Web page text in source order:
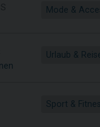
Mode &
Urlaub &
Sport &